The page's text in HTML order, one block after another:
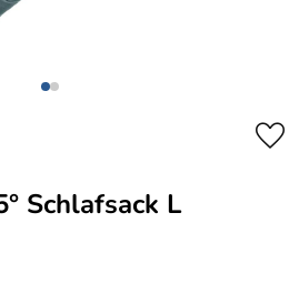
Schlafsack L